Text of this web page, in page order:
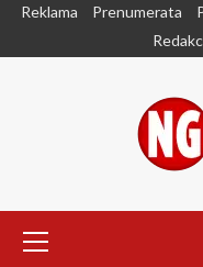
SkipReklama Prenumerata
Menu